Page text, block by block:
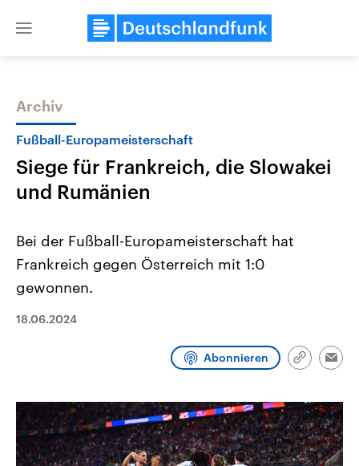
Close
Themen
2026
Sachsen-Anhalt wählt am 6.
Bundesland von einer Koalition aus
und Hintergründe zu den Parteien
und Kandidaten der anstehenden
Wahl.
den mächtigsten Ländern
mit großem Einfluss auf
aktuelle Weltgeschehen.
Sendungen Programm Podcasts
Audio-Archiv
Archiv
Fußball-Europameisterschaft
Siege für Frankreich, die Slowakei
und Rumänien
Bei der Fußball-Europameisterschaft hat
Frankreich gegen Österreich mit 1:0
gewonnen.
18.06.2024
Abonnieren
Link